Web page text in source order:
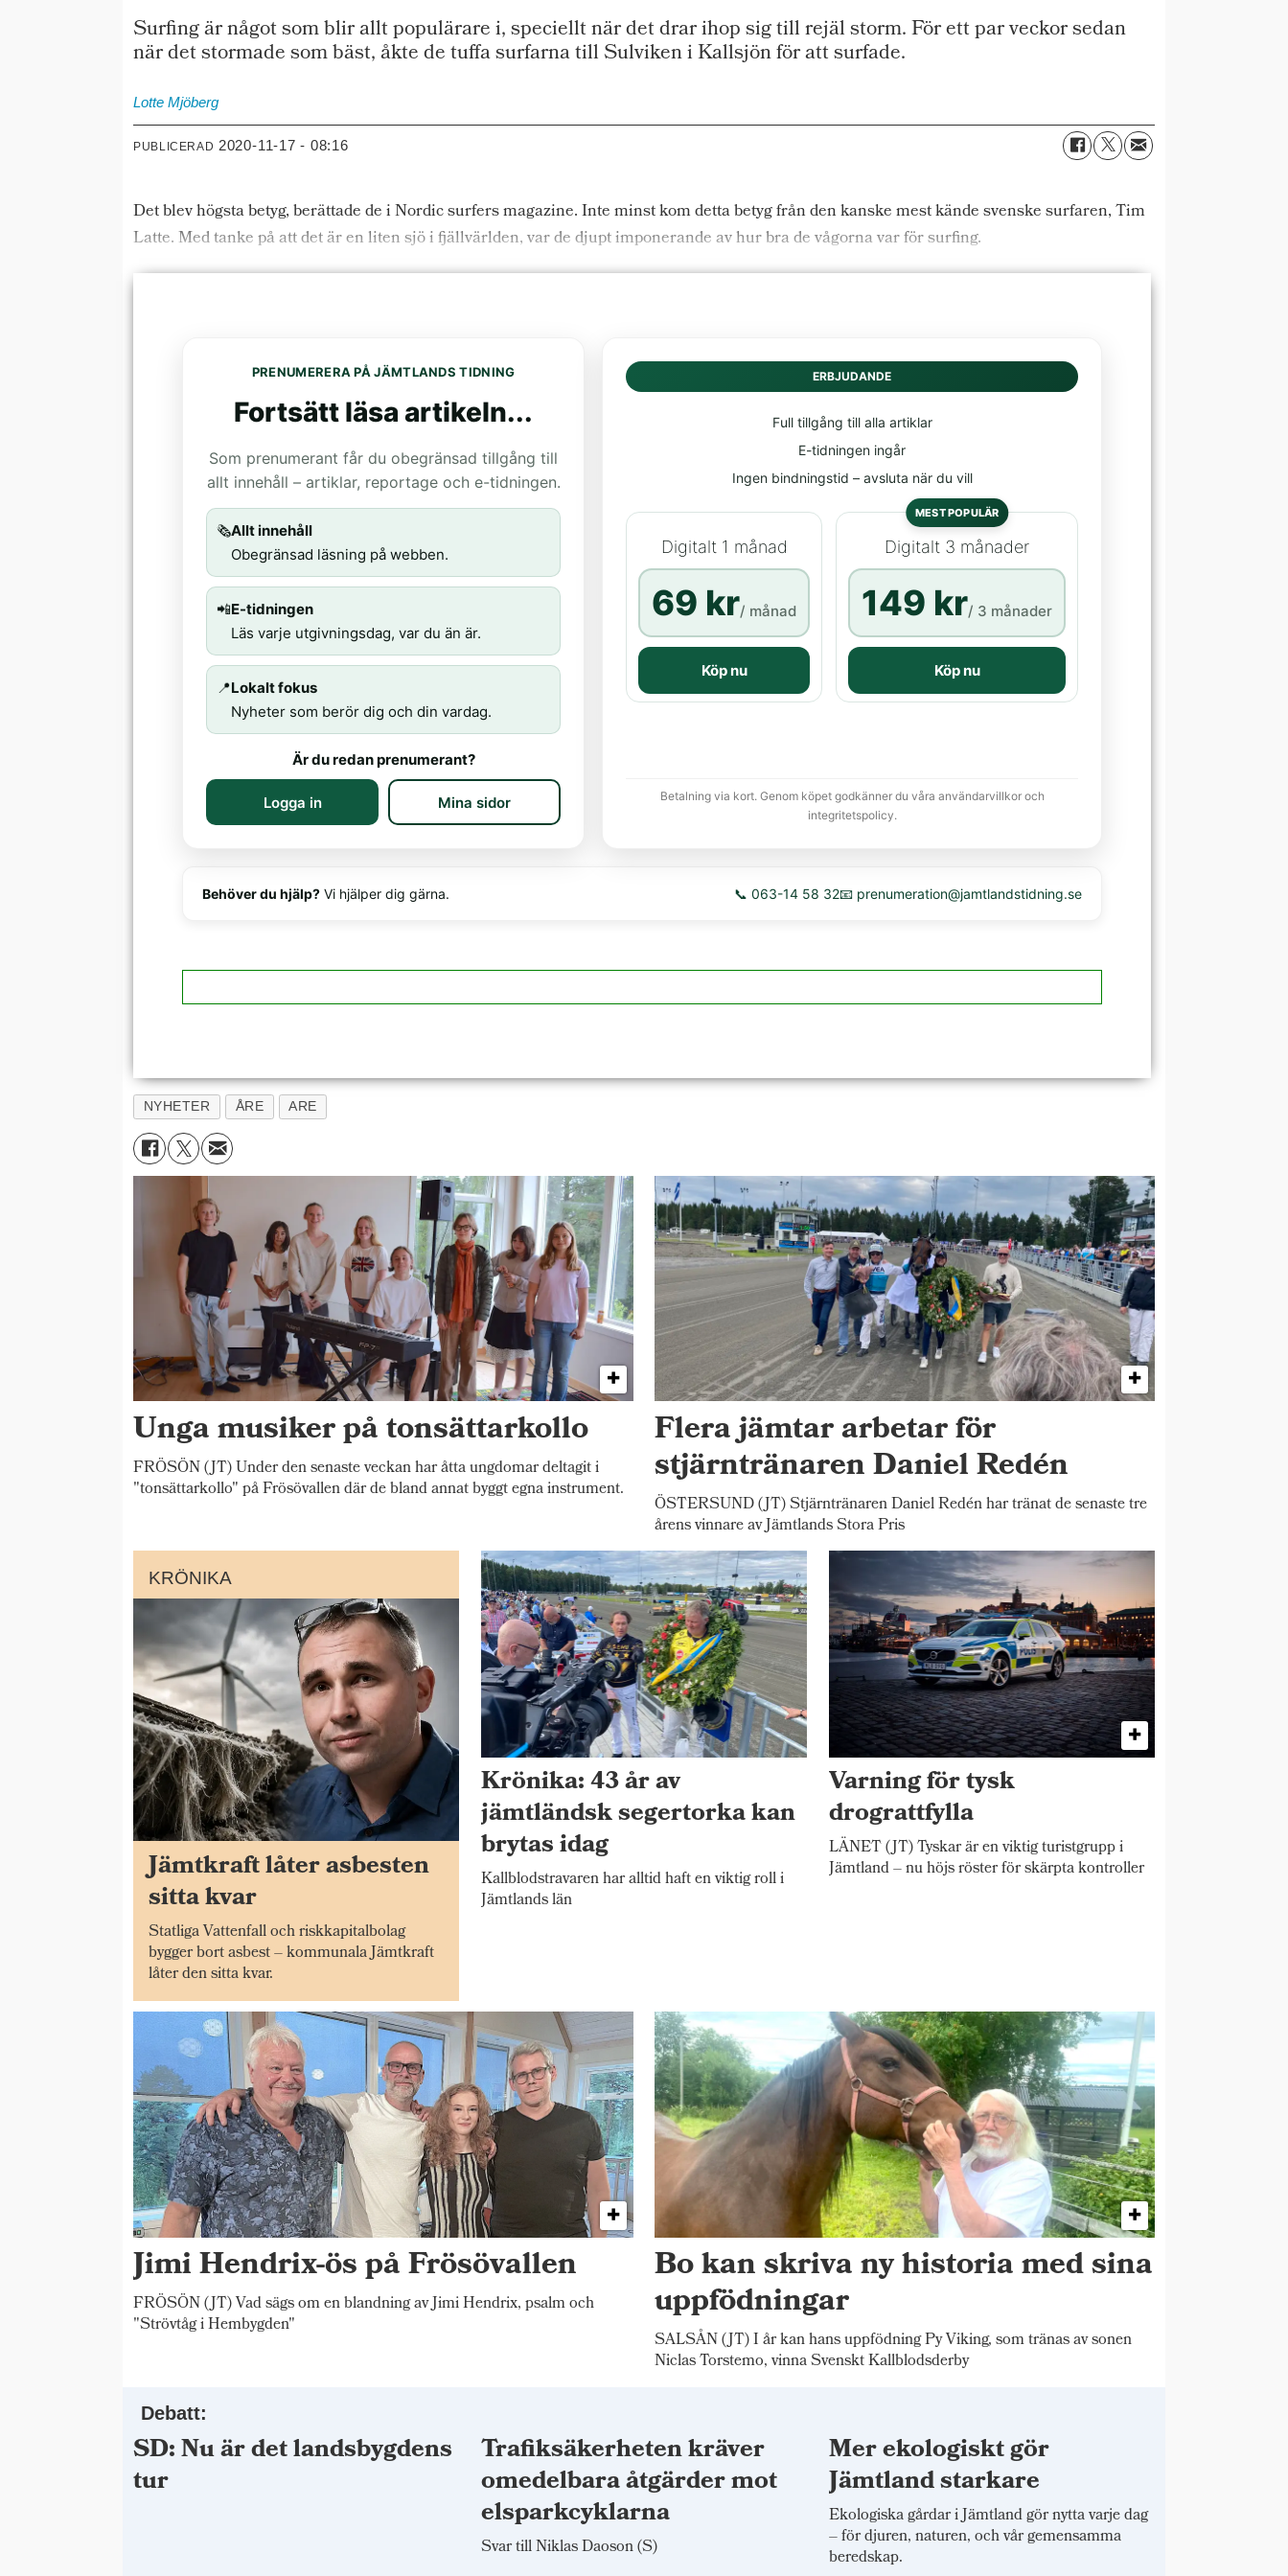
Surfing är något som blir allt populärare i, speciellt när det drar ihop sig till rejäl storm. För ett par veckor sedan
när det stormade som bäst, åkte de tuffa surfarna till Sulviken i Kallsjön för att surfade.
Lotte Mjöberg
PUBLICERAD 2020-11-17 - 08:16
Det blev högsta betyg, berättade de i Nordic surfers magazine. Inte minst kom detta betyg från den kanske mest kände svenske surfaren, Tim
Latte. Med tanke på att det är en liten sjö i fjällvärlden, var de djupt imponerande av hur bra de vågorna var för surfing.
PRENUMERERA PÅ JÄMTLANDS TIDNING
Fortsätt läsa artikeln...
Som prenumerant får du obegränsad tillgång till
allt innehåll – artiklar, reportage och e-tidningen.
🗞️Allt innehåll
Obegränsad läsning på webben.
📲E-tidningen
Läs varje utgivningsdag, var du än är.
📍Lokalt fokus
Nyheter som berör dig och din vardag.
Är du redan prenumerant?
Logga in Mina sidor
ERBJUDANDE
Full tillgång till alla artiklar
E-tidningen ingår
Ingen bindningstid – avsluta när du vill
Digitalt 1 månad
69 kr/ månad
Köp nu
MEST POPULÄR
Digitalt 3 månader
149 kr/ 3 månader
Köp nu
Betalning via kort. Genom köpet godkänner du våra användarvillkor och
integritetspolicy.
Behöver du hjälp? Vi hjälper dig gärna. 📞 063-14 58 32📧 prenumeration@jamtlandstidning.se
NYHETER ÅRE ARE
Unga musiker på tonsättarkollo
FRÖSÖN (JT) Under den senaste veckan har åtta ungdomar deltagit i
"tonsättarkollo" på Frösövallen där de bland annat byggt egna instrument.
Flera jämtar arbetar för
stjärntränaren Daniel Redén
ÖSTERSUND (JT) Stjärntränaren Daniel Redén har tränat de senaste tre
årens vinnare av Jämtlands Stora Pris
KRÖNIKA
Jämtkraft låter asbesten
sitta kvar
Statliga Vattenfall och riskkapitalbolag
bygger bort asbest – kommunala Jämtkraft
låter den sitta kvar.
Krönika: 43 år av
jämtländsk segertorka kan
brytas idag
Kallblodstravaren har alltid haft en viktig roll i
Jämtlands län
Varning för tysk
drograttfylla
LÄNET (JT) Tyskar är en viktig turistgrupp i
Jämtland – nu höjs röster för skärpta kontroller
Jimi Hendrix-ös på Frösövallen
FRÖSÖN (JT) Vad sägs om en blandning av Jimi Hendrix, psalm och
"Strövtåg i Hembygden"
Bo kan skriva ny historia med sina
uppfödningar
SALSÅN (JT) I år kan hans uppfödning Py Viking, som tränas av sonen
Niclas Torstemo, vinna Svenskt Kallblodsderby
Debatt:
SD: Nu är det landsbygdens
tur
Trafiksäkerheten kräver
omedelbara åtgärder mot
elsparkcyklarna
Svar till Niklas Daoson (S)
Mer ekologiskt gör
Jämtland starkare
Ekologiska gårdar i Jämtland gör nytta varje dag
– för djuren, naturen, och vår gemensamma
beredskap.